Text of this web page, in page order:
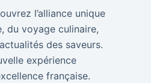
l’alliance unique
du voyage culinaire,
des saveurs.
expérience
française.